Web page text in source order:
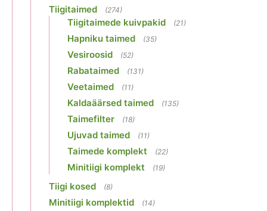
Tiigitaimed (274)
Tiigitaimede kuivpakid (21)
Hapniku taimed (35)
Vesiroosid (52)
Rabataimed (131)
Veetaimed (11)
Kaldaäärsed taimed (135)
Taimefilter (18)
Ujuvad taimed (11)
Taimede komplekt (22)
Minitiigi komplekt (19)
Tiigi kosed (8)
Minitiigi komplektid (14)